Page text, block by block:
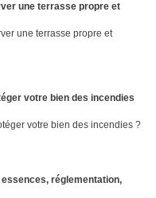
une terrasse propre et
votre bien des incendies
réglementation,